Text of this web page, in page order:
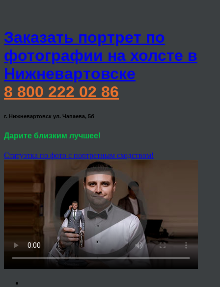
Заказать портрет по
фотографии на холсте в
Нижневартовске
8 800 222 02 86
г. Нижневартовск ул. Чапаева, 5б
Дарите близким лучшее!
Статуэтка по фото с портретным сходством!